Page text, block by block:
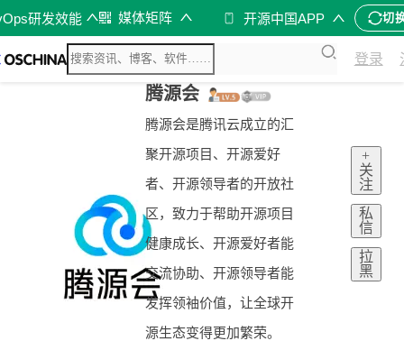
研发效能 媒体矩阵 开源中国APP 切
登录
腾源会
腾源会是腾讯云成立的汇
聚开源项目、开源爱好
者、开源领导者的开放社
区，致力于帮助开源项目
健康成长、开源爱好者能
交流协助、开源领导者能
发挥领袖价值，让全球开
源生态变得更加繁荣。
+
关
注
私
信
拉
黑